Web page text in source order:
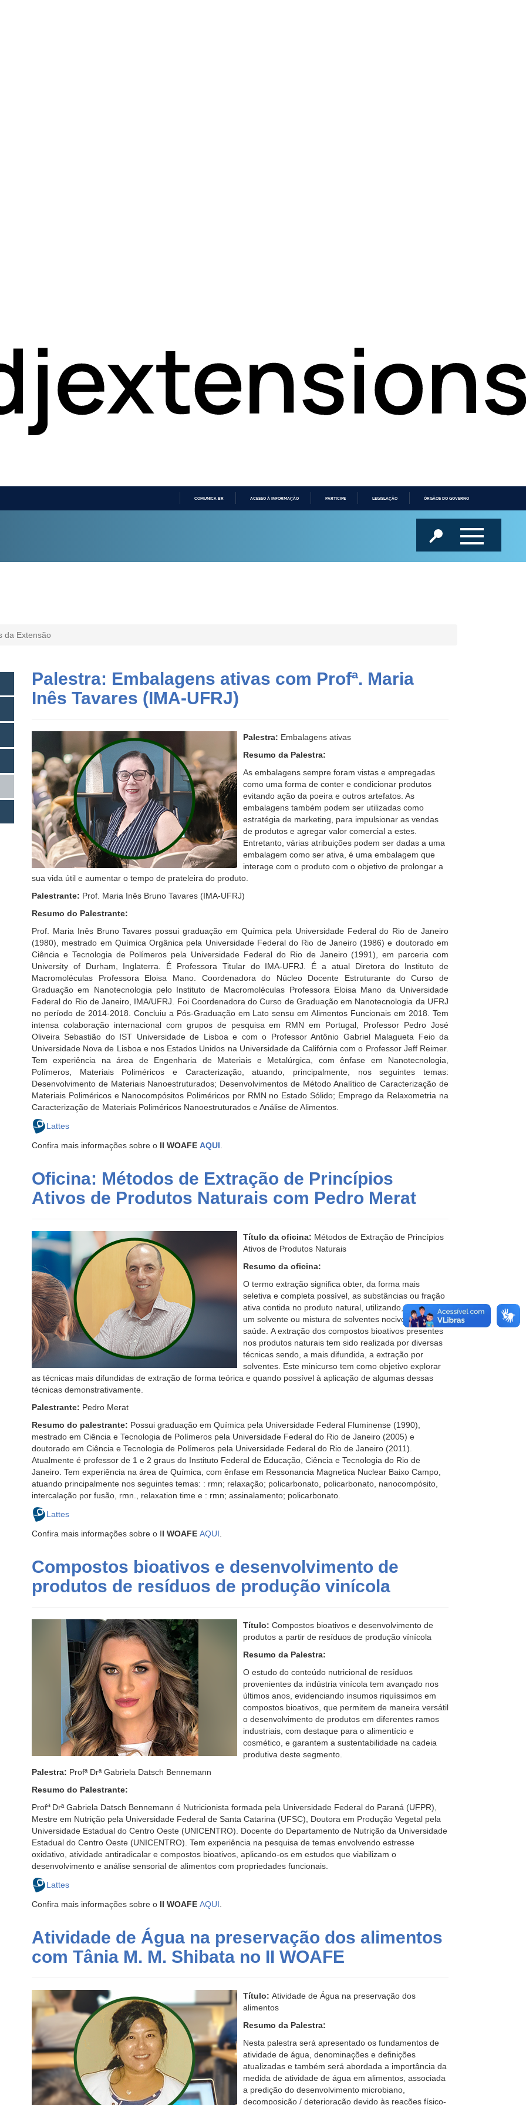
COMUNICA BR ACESSO À INFORMAÇÃO PARTICIPE LEGISLAÇÃO ÓRGÃOS DO GOVERNO
da Extensão
Palestra: Embalagens ativas com Profª. Maria
Inês Tavares (IMA-UFRJ)
Palestra: Embalagens ativas
Resumo da Palestra:
As embalagens sempre foram vistas e empregadas
como uma forma de conter e condicionar produtos
evitando ação da poeira e outros artefatos. As
embalagens também podem ser utilizadas como
estratégia de marketing, para impulsionar as vendas
de produtos e agregar valor comercial a estes.
Entretanto, várias atribuições podem ser dadas a uma
embalagem como ser ativa, é uma embalagem que
interage com o produto com o objetivo de prolongar a
sua vida útil e aumentar o tempo de prateleira do produto.
Palestrante: Prof. Maria Inês Bruno Tavares (IMA-UFRJ)
Resumo do Palestrante:
Prof. Maria Inês Bruno Tavares possui graduação em Química pela Universidade Federal do Rio de Janeiro
(1980), mestrado em Química Orgânica pela Universidade Federal do Rio de Janeiro (1986) e doutorado em
Ciência e Tecnologia de Polímeros pela Universidade Federal do Rio de Janeiro (1991), em parceria com
University of Durham, Inglaterra. É Professora Titular do IMA-UFRJ. É a atual Diretora do Instituto de
Macromoléculas Professora Eloisa Mano. Coordenadora do Núcleo Docente Estruturante do Curso de
Graduação em Nanotecnologia pelo Instituto de Macromoléculas Professora Eloisa Mano da Universidade
Federal do Rio de Janeiro, IMA/UFRJ. Foi Coordenadora do Curso de Graduação em Nanotecnologia da UFRJ
no período de 2014-2018. Concluiu a Pós-Graduação em Lato sensu em Alimentos Funcionais em 2018. Tem
intensa colaboração internacional com grupos de pesquisa em RMN em Portugal, Professor Pedro José
Oliveira Sebastião do IST Universidade de Lisboa e com o Professor Antônio Gabriel Malagueta Feio da
Universidade Nova de Lisboa e nos Estados Unidos na Universidade da Califórnia com o Professor Jeff Reimer.
Tem experiência na área de Engenharia de Materiais e Metalúrgica, com ênfase em Nanotecnologia,
Polímeros, Materiais Poliméricos e Caracterização, atuando, principalmente, nos seguintes temas:
Desenvolvimento de Materiais Nanoestruturados; Desenvolvimentos de Método Analítico de Caracterização de
Materiais Poliméricos e Nanocompósitos Poliméricos por RMN no Estado Sólido; Emprego da Relaxometria na
Caracterização de Materiais Poliméricos Nanoestruturados e Análise de Alimentos.
Lattes
Confira mais informações sobre o II WOAFE AQUI.
Oficina: Métodos de Extração de Princípios
Ativos de Produtos Naturais com Pedro Merat
Título da oficina: Métodos de Extração de Princípios
Ativos de Produtos Naturais
Resumo da oficina:
O termo extração significa obter, da forma mais
seletiva e completa possível, as substâncias ou fração
ativa contida no produto natural, utilizando, para isso,
um solvente ou mistura de solventes nocivos à
saúde. A extração dos compostos bioativos presentes
nos produtos naturais tem sido realizada por diversas
técnicas sendo, a mais difundida, a extração por
solventes. Este minicurso tem como objetivo explorar
as técnicas mais difundidas de extração de forma teórica e quando possível à aplicação de algumas dessas
técnicas demonstrativamente.
Palestrante: Pedro Merat
Resumo do palestrante: Possui graduação em Química pela Universidade Federal Fluminense (1990),
mestrado em Ciência e Tecnologia de Polímeros pela Universidade Federal do Rio de Janeiro (2005) e
doutorado em Ciência e Tecnologia de Polímeros pela Universidade Federal do Rio de Janeiro (2011).
Atualmente é professor de 1 e 2 graus do Instituto Federal de Educação, Ciência e Tecnologia do Rio de
Janeiro. Tem experiência na área de Química, com ênfase em Ressonancia Magnetica Nuclear Baixo Campo,
atuando principalmente nos seguintes temas: : rmn; relaxação; policarbonato, policarbonato, nanocompósito,
intercalação por fusão, rmn., relaxation time e : rmn; assinalamento; policarbonato.
Lattes
Confira mais informações sobre o II WOAFE AQUI.
Compostos bioativos e desenvolvimento de
produtos de resíduos de produção vinícola
Título: Compostos bioativos e desenvolvimento de
produtos a partir de resíduos de produção vínícola
Resumo da Palestra:
O estudo do conteúdo nutricional de resíduos
provenientes da indústria vinícola tem avançado nos
últimos anos, evidenciando insumos riquíssimos em
compostos bioativos, que permitem de maneira versátil
o desenvolvimento de produtos em diferentes ramos
industriais, com destaque para o alimentício e
cosmético, e garantem a sustentabilidade na cadeia
produtiva deste segmento.
Palestra: Profª Drª Gabriela Datsch Bennemann
Resumo do Palestrante:
Profa Drª Gabriela Datsch Bennemann é Nutricionista formada pela Universidade Federal do Paraná (UFPR),
Mestre em Nutrição pela Universidade Federal de Santa Catarina (UFSC), Doutora em Produção Vegetal pela
Universidade Estadual do Centro Oeste (UNICENTRO). Docente do Departamento de Nutrição da Universidade
Estadual do Centro Oeste (UNICENTRO). Tem experiência na pesquisa de temas envolvendo estresse
oxidativo, atividade antiradicalar e compostos bioativos, aplicando-os em estudos que viabilizam o
desenvolvimento e análise sensorial de alimentos com propriedades funcionais.
Lattes
Confira mais informações sobre o II WOAFE AQUI.
Atividade de Água na preservação dos alimentos
com Tânia M. M. Shibata no II WOAFE
Título: Atividade de Água na preservação dos
alimentos
Resumo da Palestra:
Nesta palestra será apresentado os fundamentos de
atividade de água, denominações e definições
atualizadas e também será abordada a importância da
medida de atividade de água em alimentos, associada
a predição do desenvolvimento microbiano,
decomposição / deterioração devido às reações físico-